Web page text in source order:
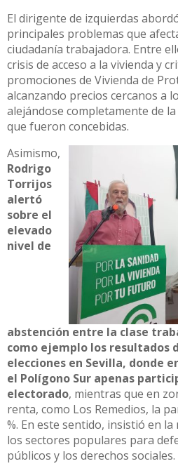
El dirigente de izquierdas
principales problemas que
ciudadanía trabajadora. Entre
crisis de acceso a la vivienda y
promociones de Vivienda de
alcanzando precios cercanos a
alejándose completamente de
que fueron concebidas.
Asimismo,
Rodrigo
Torrijos
alertó
sobre el
elevado
nivel de
abstención entre la clase
como ejemplo los resultados
elecciones en Sevilla, donde
el Polígono Sur apenas
electorado, mientras que en
renta, como Los Remedios, la
%. En este sentido, insistió en
los sectores populares para
públicos y los derechos sociales.